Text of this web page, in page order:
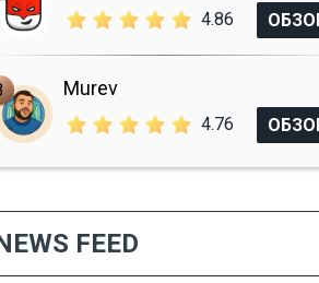
4.86
Murev
4.76
FEED